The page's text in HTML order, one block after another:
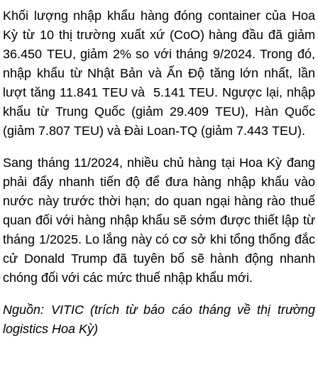
Khối lượng nhập khẩu hàng đóng container của Hoa
Kỳ từ 10 thị trường xuất xứ (CoO) hàng đầu đã giảm
36.450 TEU, giảm 2% so với tháng 9/2024. Trong đó,
nhập khẩu từ Nhật Bản và Ấn Độ tăng lớn nhất, lần
lượt tăng 11.841 TEU và 5.141 TEU. Ngược lại, nhập
khẩu từ Trung Quốc (giảm 29.409 TEU), Hàn Quốc
(giảm 7.807 TEU) và Đài Loan-TQ (giảm 7.443 TEU).
Sang tháng 11/2024, nhiều chủ hàng tại Hoa Kỳ đang
phải đẩy nhanh tiến độ để đưa hàng nhập khẩu vào
nước này trước thời hạn; do quan ngại hàng rào thuế
quan đối với hàng nhập khẩu sẽ sớm được thiết lập từ
tháng 1/2025. Lo lắng này có cơ sở khi tổng thống đắc
cử Donald Trump đã tuyên bố sẽ hành động nhanh
chóng đối với các mức thuế nhập khẩu mới.
Nguồn: VITIC (trích từ báo cáo tháng về thị trường
logistics Hoa Kỳ)